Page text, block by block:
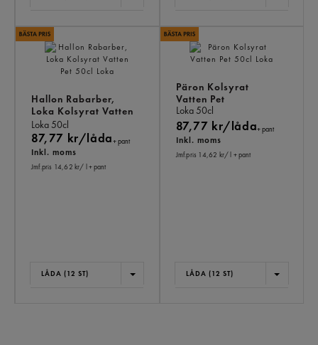
Hallon Rabarber,
Loka Kolsyrat Vatten
Pet
Loka50cl
87,77 kr/låda+ pant
Inkl. moms
Jmf.pris 14,62 kr/ l+ pant
LÅDA (12 ST)
Päron Kolsyrat
Vatten Pet
Loka50cl
87,77 kr/låda+ pant
Inkl. moms
Jmf.pris 14,62 kr/ l + pant
LÅDA (12 ST)